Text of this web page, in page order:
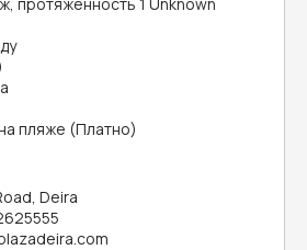
пляже (Платно)
Deira